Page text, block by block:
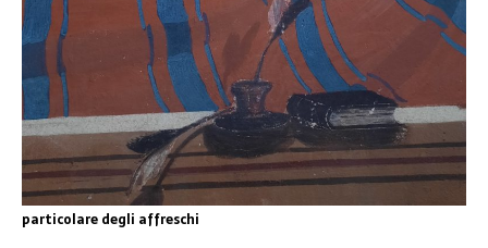
particolare degli affreschi